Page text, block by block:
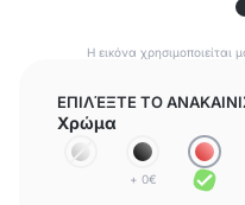
Η εικόνα χρησιμοποιείται
ΕΠΙΛΈΞΤΕ ΤΟ
Χρώμα
+ 0€